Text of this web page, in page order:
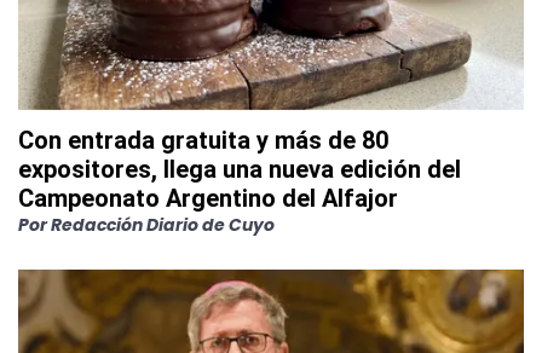
Con entrada gratuita y más de 80
expositores, llega una nueva edición del
Campeonato Argentino del Alfajor
PorRedacción Diario de Cuyo